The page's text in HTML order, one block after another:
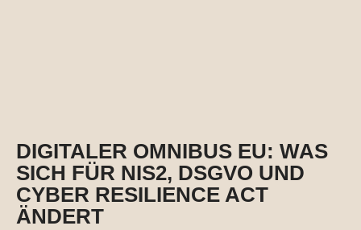
DIGITALER OMNIBUS EU: WAS
SICH FÜR NIS2, DSGVO UND
CYBER RESILIENCE ACT
ÄNDERT